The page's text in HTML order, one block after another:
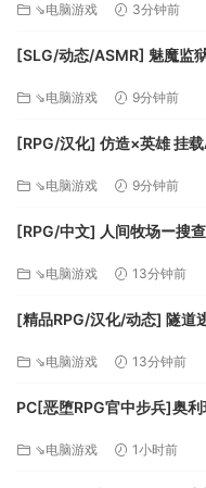
⇘电脑游戏 3分钟前
[SLG/动态/ASMR] 魅魔监
⇘电脑游戏 9分钟前
[RPG/汉化] 仿造×英雄 挂
⇘电脑游戏 9分钟前
[RPG/中文] 人间牧场ー搜
⇘电脑游戏 13分钟前
[精品RPG/汉化/动态] 隧道
⇘电脑游戏 13分钟前
PC[恶堕RPG官中步兵]奥
雷/UC
⇘电脑游戏 1小时前